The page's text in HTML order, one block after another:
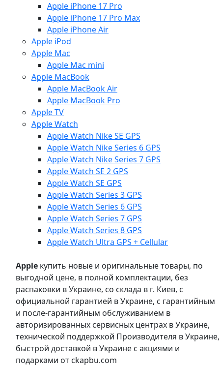
Apple iPhone 17 Pro
Apple iPhone 17 Pro Max
Apple iPhone Air
Apple iPod
Apple Mac
Apple Mac mini
Apple MacBook
Apple MacBook Air
Apple MacBook Pro
Apple TV
Apple Watch
Apple Watch Nike SE GPS
Apple Watch Nike Series 6 GPS
Apple Watch Nike Series 7 GPS
Apple Watch SE 2 GPS
Apple Watch SE GPS
Apple Watch Series 3 GPS
Apple Watch Series 6 GPS
Apple Watch Series 7 GPS
Apple Watch Series 8 GPS
Apple Watch Ultra GPS + Cellular
Apple купить новые и оригинальные товары, по
выгодной цене, в полной комплектации, без
распаковки в Украине, со склада в г. Киев, с
официальной гарантией в Украине, с гарантийным
и после-гарантийным обслуживанием в
авторизированных сервисных центрах в Украине,
технической поддержкой Производителя в Украине,
быстрой доставкой в Украине с акциями и
подарками от ckapbu.com